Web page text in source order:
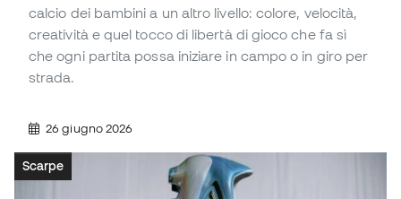
calcio dei bambini a un altro livello: colore, velocità,
creatività e quel tocco di libertà di gioco che fa sì
che ogni partita possa iniziare in campo o in giro per
strada.
26 giugno 2026
Scarpe